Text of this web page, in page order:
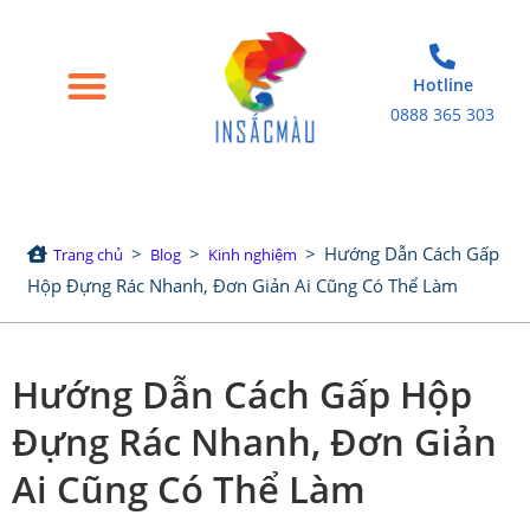
Hotline
0888 365 303
Trang chủ > Blog > Kinh nghiệm > Hướng Dẫn Cách Gấp
Hộp Đựng Rác Nhanh, Đơn Giản Ai Cũng Có Thể Làm
Hướng Dẫn Cách Gấp Hộp
Đựng Rác Nhanh, Đơn Giản
Ai Cũng Có Thể Làm